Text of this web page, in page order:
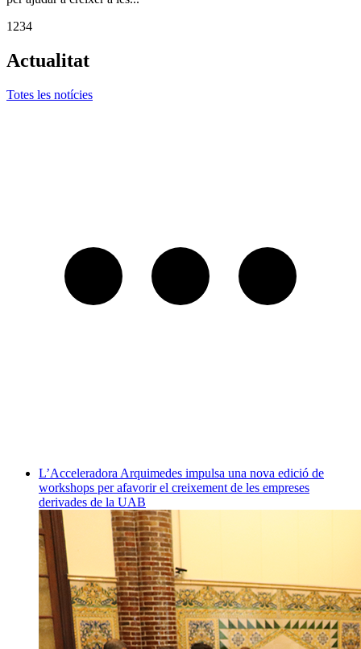
1 234
Actualitat
Totes les notícies
L’Acceleradora Arquimedes impulsa una nova edició de
workshops per afavorir el creixement de les empreses
derivades de la UAB